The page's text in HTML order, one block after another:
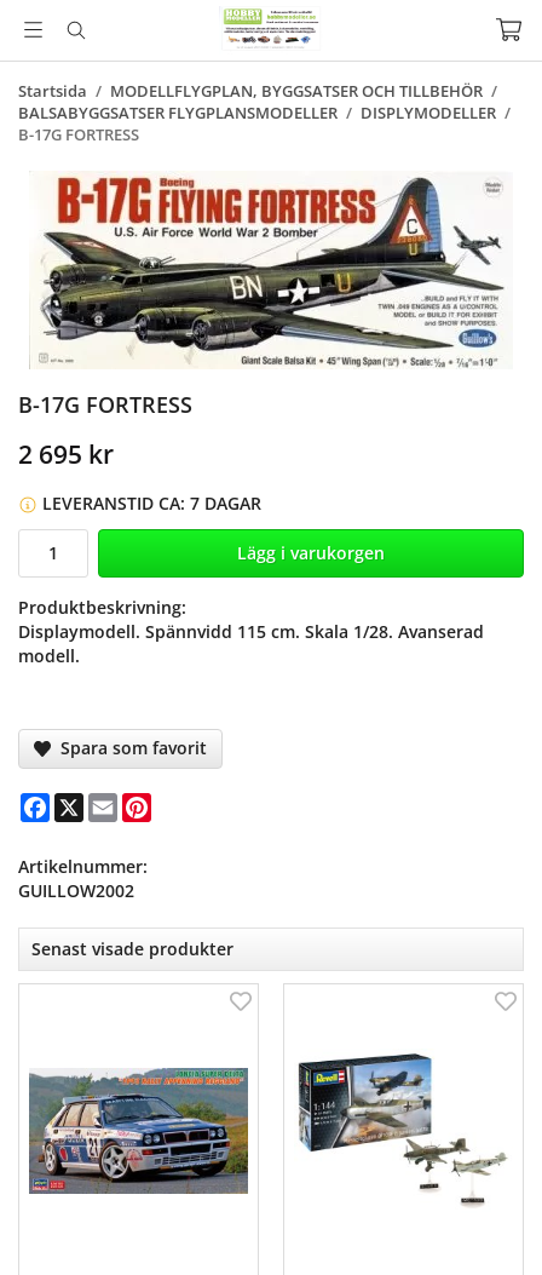
Startsida / MODELLFLYGPLAN, BYGGSATSER OCH TILLBEHÖR /
BALSABYGGSATSER FLYGPLANSMODELLER / DISPLYMODELLER /
B-17G FORTRESS
B-17G FORTRESS
2 695 kr
LEVERANSTID CA: 7 DAGAR
Lägg i varukorgen
Produktbeskrivning:
Displaymodell. Spännvidd 115 cm. Skala 1/28. Avanserad
modell.
Spara som favorit
Facebook
X Email
Artikelnummer:
GUILLOW2002
Senast visade produkter